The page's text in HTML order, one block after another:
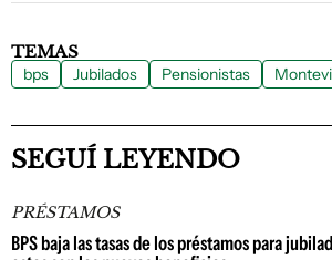
TEMAS
bps Jubilados Pensionistas
SEGUÍ LEYENDO
PRÉSTAMOS
BPS baja las tasas de los préstamos para